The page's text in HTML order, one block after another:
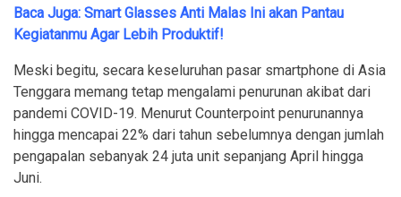
Baca Juga: Smart Glasses Anti Malas Ini akan Pantau
Kegiatanmu Agar Lebih Produktif!
Meski begitu, secara keseluruhan pasar smartphone di Asia
Tenggara memang tetap mengalami penurunan akibat dari
pandemi COVID-19. Menurut Counterpoint penurunannya
hingga mencapai 22% dari tahun sebelumnya dengan jumlah
pengapalan sebanyak 24 juta unit sepanjang April hingga
Juni.